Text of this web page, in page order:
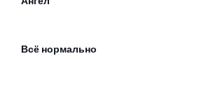
Всё нормально